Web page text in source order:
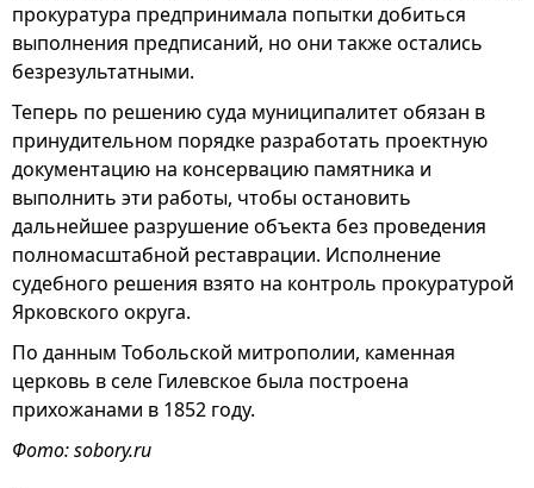
прокуратура предпринимала попытки добиться
выполнения предписаний, но они также остались
безрезультатными.
Теперь по решению суда муниципалитет обязан в
принудительном порядке разработать проектную
документацию на консервацию памятника и
выполнить эти работы, чтобы остановить
дальнейшее разрушение объекта без проведения
полномасштабной реставрации. Исполнение
судебного решения взято на контроль прокуратурой
Ярковского округа.
По данным Тобольской митрополии, каменная
церковь в селе Гилевское была построена
прихожанами в 1852 году.
Фото: sobory.ru